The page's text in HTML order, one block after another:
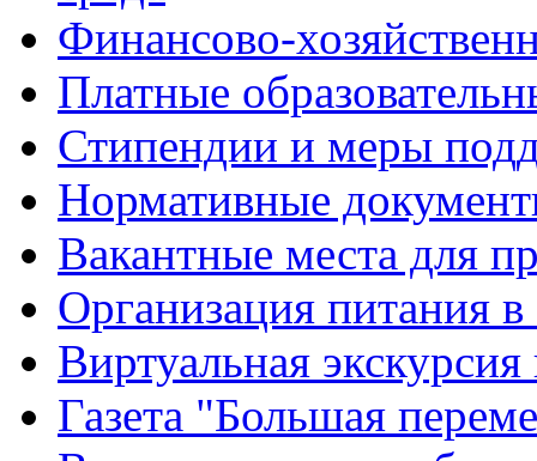
Финансово-
Платные
Стипендии и меры
Нормативные
Вакантные места для
Организация питания в
Виртуальная
Газета "Большая